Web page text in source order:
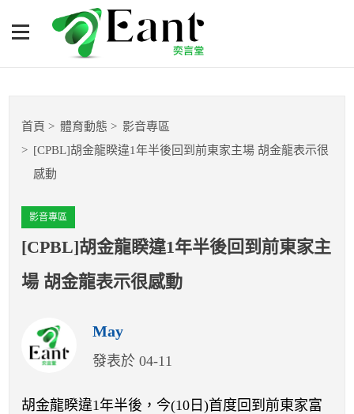
[CPBL]胡金龍睽違1年半後
回到前東家主場 胡金龍表示
籃球
棒球
球隊數據
開賽列表
運彩教學專區
首頁 體育動態
影音專區
[CPBL]胡金龍睽違1年半後回到前東家主場 胡金龍表示很
感動
影音專區
[CPBL]胡金龍睽違1年半後回到前東家主
場 胡金龍表示很感動
May
發表於 04-11
胡金龍睽違1年半後，今(10日)首度回到前東家富